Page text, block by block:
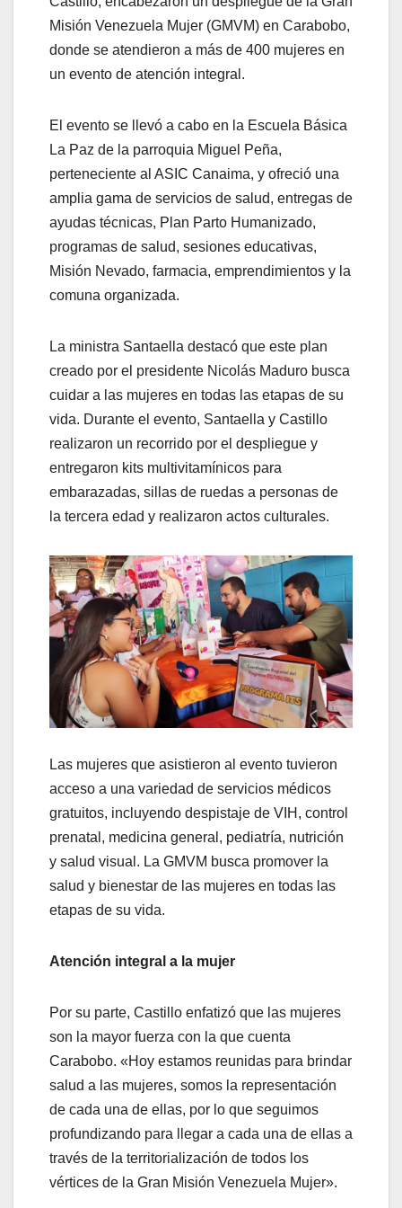
Misión Venezuela Mujer (GMVM) en Carabobo,
donde se atendieron a más de 400 mujeres en
un evento de atención integral.
El evento se llevó a cabo en la Escuela Básica
La Paz de la parroquia Miguel Peña,
perteneciente al ASIC Canaima, y ofreció una
amplia gama de servicios de salud, entregas de
ayudas técnicas, Plan Parto Humanizado,
programas de salud, sesiones educativas,
Misión Nevado, farmacia, emprendimientos y la
comuna organizada.
La ministra Santaella destacó que este plan
creado por el presidente Nicolás Maduro busca
cuidar a las mujeres en todas las etapas de su
vida. Durante el evento, Santaella y Castillo
realizaron un recorrido por el despliegue y
entregaron kits multivitamínicos para
embarazadas, sillas de ruedas a personas de
la tercera edad y realizaron actos culturales.
Las mujeres que asistieron al evento tuvieron
acceso a una variedad de servicios médicos
gratuitos, incluyendo despistaje de VIH, control
prenatal, medicina general, pediatría, nutrición
y salud visual. La GMVM busca promover la
salud y bienestar de las mujeres en todas las
etapas de su vida.
Atención integral a la mujer
Por su parte, Castillo enfatizó que las mujeres
son la mayor fuerza con la que cuenta
Carabobo. «Hoy estamos reunidas para brindar
salud a las mujeres, somos la representación
de cada una de ellas, por lo que seguimos
profundizando para llegar a cada una de ellas a
través de la territorialización de todos los
vértices de la Gran Misión Venezuela Mujer».